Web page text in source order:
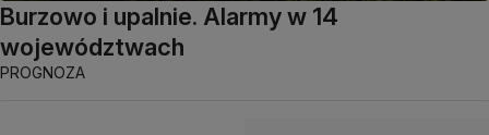
Burzowo i upalnie. Alarmy w 14
województwach
PROGNOZA